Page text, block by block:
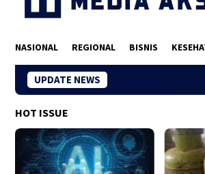
NASIONAL REGIONAL BISNIS
UPDATE NEWS
HOT ISSUE